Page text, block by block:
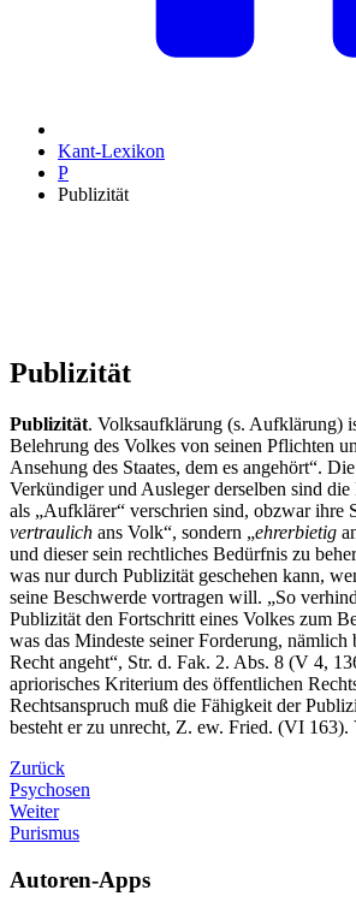
Kant-Lexikon
P
Publizität
Publizität
Publizität. Volksaufklärung (s. Aufklärung)
Belehrung des Volkes von seinen Pflichten
Ansehung des Staates, dem es angehört“.
Verkündiger und Ausleger derselben sind
als „Aufklärer“ verschrien sind, obzwar ihre
vertraulich ans Volk“, sondern „ehrerbietig
und dieser sein rechtliches Bedürfnis zu
was nur durch Publizität geschehen kann,
seine Beschwerde vortragen will. „So
Publizität den Fortschritt eines Volkes zum
was das Mindeste seiner Forderung, nämlich
Recht angeht“, Str. d. Fak. 2. Abs. 8 (V 4,
apriorisches Kriterium des öffentlichen
Rechtsanspruch muß die Fähigkeit der
besteht er zu unrecht, Z. ew. Fried. (VI 163).
Zurück
Psychosen
Weiter
Purismus
Autoren-Apps